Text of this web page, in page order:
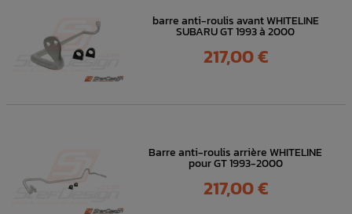
barre anti-roulis avant WHITELINE
SUBARU GT 1993 à 2000
Prix
217,00 €
Barre anti-roulis arrière WHITELINE
pour GT 1993-2000
Prix
217,00 €